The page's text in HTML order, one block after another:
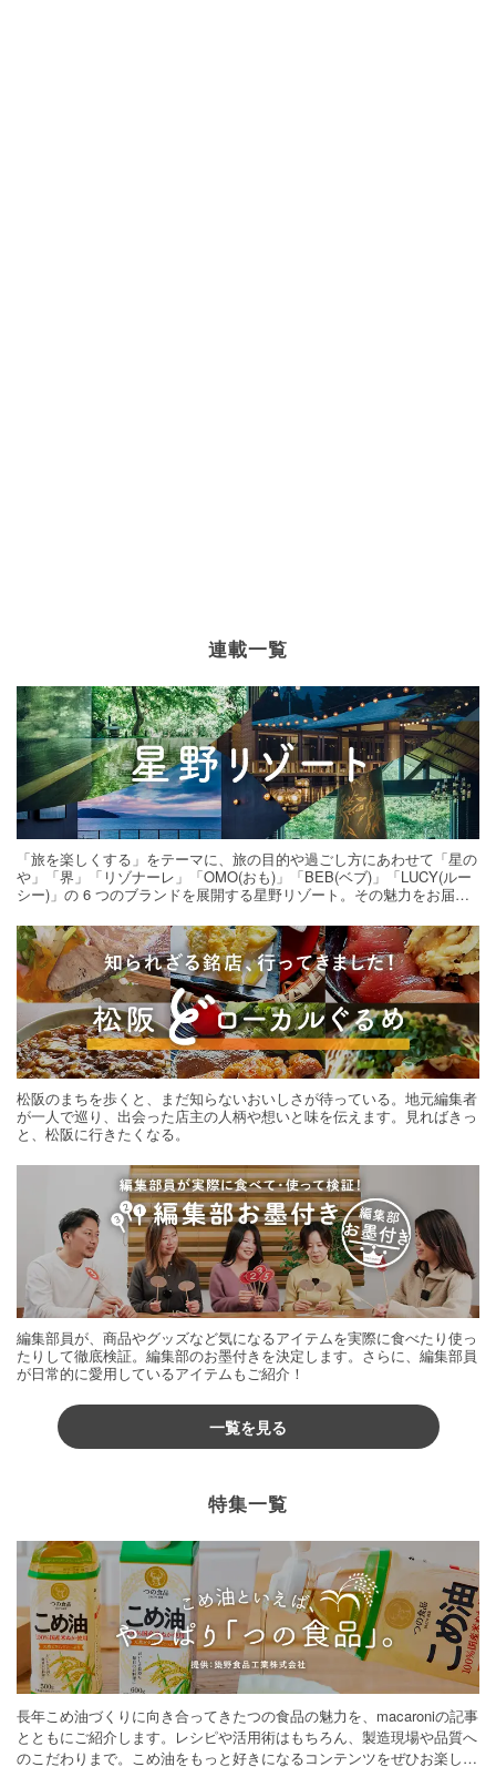
連載一覧
「旅を楽しくする」をテーマに、旅の目的や過ごし方にあわせて「星の
や」「界」「リゾナーレ」「OMO(おも)」「BEB(ベブ)」「LUCY(ルー
シー)」の 6 つのブランドを展開する星野リゾート。その魅力をお届け
松阪のまちを歩くと、まだ知らないおいしさが待っている。地元編集者
が一人で巡り、出会った店主の人柄や想いと味を伝えます。見ればきっ
と、松阪に行きたくなる。
編集部員が、商品やグッズなど気になるアイテムを実際に食べたり使っ
たりして徹底検証。編集部のお墨付きを決定します。さらに、編集部員
が日常的に愛用しているアイテムもご紹介！
一覧を見る
特集一覧
長年こめ油づくりに向き合ってきたつの食品の魅力を、macaroniの記事
とともにご紹介します。レシピや活用術はもちろん、製造現場や品質へ
のこだわりまで。こめ油をもっと好きになるコンテンツをぜひお楽しみ